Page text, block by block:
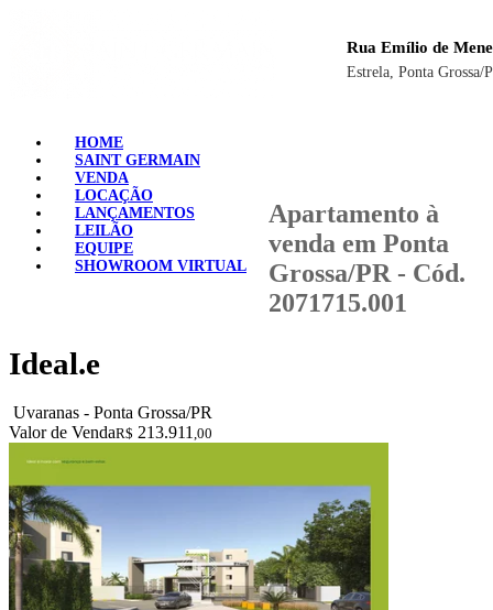
Rua Emílio de
Estrela, Ponta Grossa/
HOME
SAINT GERMAIN
VENDA
LOCAÇÃO
LANÇAMENTOS
LEILÃO
EQUIPE
SHOWROOM VIRTUAL
Apartamento à
venda em Ponta
Grossa/PR - Cód.
2071715.001
Ideal.e
Uvaranas - Ponta Grossa/PR
Valor de VendaR$ 213.911 ,00